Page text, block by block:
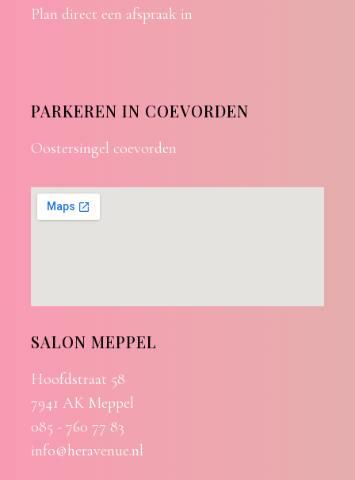
Plan direct een afspraak in
PARKEREN IN COEVORDEN
Oostersingel coevorden
SALON MEPPEL
Hoofdstraat 58
7941 AK Meppel
085 - 760 77 83
info@heravenue.nl